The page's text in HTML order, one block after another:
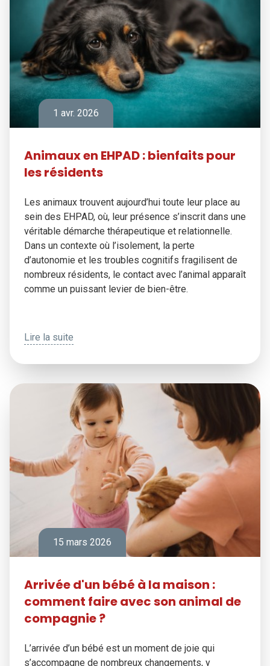
1 avr. 2026
Animaux en EHPAD : bienfaits pour
les résidents
Les animaux trouvent aujourd’hui toute leur place au
sein des EHPAD, où, leur présence s’inscrit dans une
véritable démarche thérapeutique et relationnelle.
Dans un contexte où l’isolement, la perte
d’autonomie et les troubles cognitifs fragilisent de
nombreux résidents, le contact avec l’animal apparaît
comme un puissant levier de bien-être.
Lire la suite
15 mars 2026
Arrivée d'un bébé à la maison :
comment faire avec son animal de
compagnie ?
L’arrivée d’un bébé est un moment de joie qui
s’accompagne de nombreux changements, y